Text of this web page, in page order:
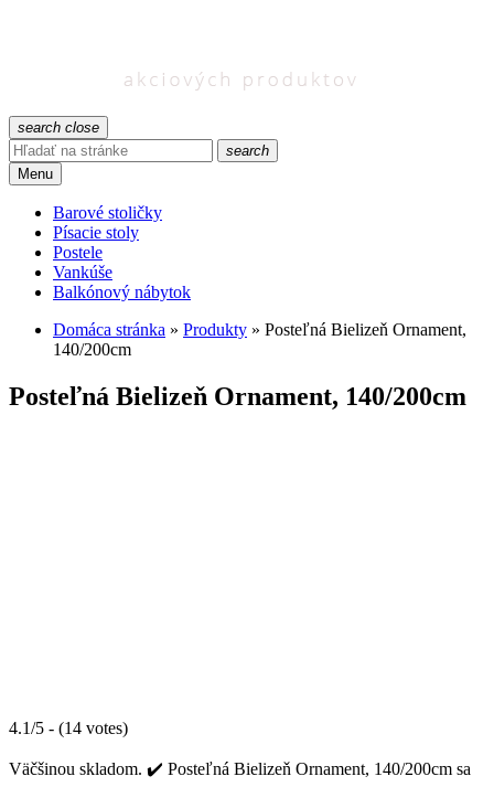
search close
search
Menu
Barové stoličky
Písacie stoly
Postele
Vankúše
Balkónový nábytok
Domáca stránka » Produkty » Posteľná Bielizeň Ornament,
140/200cm
Posteľná Bielizeň Ornament, 140/200cm
4.1/5 - (14 votes)
Väčšinou skladom. ✔️ Posteľná Bielizeň Ornament, 140/200cm sa